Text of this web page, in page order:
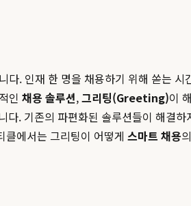
. 인재 한 명을 채용하기 위해 쏟는
인 채용 솔루션,그리팅(Greeting)이
. 기존의 파편화된 솔루션들이 해결
에서는 그리팅이 어떻게 스마트 채용